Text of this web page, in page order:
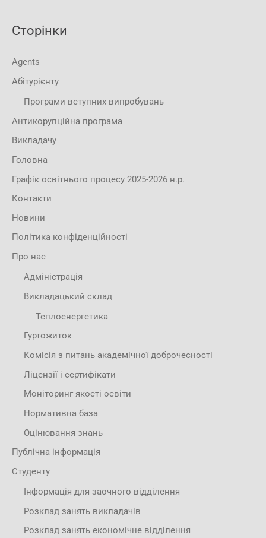
Сторінки
Agents
Абітурієнту
Програми вступних випробувань
Антикорупційна програма
Викладачу
Головна
Графік освітнього процесу 2025-2026 н.р.
Контакти
Новини
Політика конфіденційності
Про нас
Адміністрація
Викладацький склад
Теплоенергетика
Гуртожиток
Комісія з питань академічної доброчесності
Ліцензії і сертифікати
Моніторинг якості освіти
Нормативна база
Оцінювання знань
Публічна інформація
Студенту
Інформація для заочного відділення
Розклад занять викладачів
Розклад занять економічне відділення